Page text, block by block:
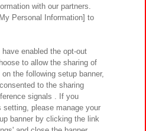
ブアクセシビリティ方針と検証結果
よくあるご質問・お問い合わせ
with our partners.
Personal Information] to
enabled the opt-out
to allow the sharing of
the following setup banner,
to the sharing
signals . If you
setting, please manage your
banner by clicking the link